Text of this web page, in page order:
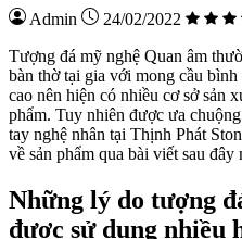
Admin 24/02/2022
Tượng đá mỹ nghệ Quan âm
bàn thờ tại gia với mong cầu
cao nên hiện có nhiều cơ sở sản
phẩm. Tuy nhiên được ưa
tay nghệ nhân tại Thịnh Phát
về sản phẩm qua bài viết sau đây
Những lý do tượng
được sử dụng nhiều